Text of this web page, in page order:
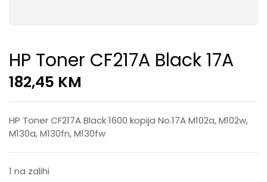
HP Toner CF217A Black 17A
182,45 KM
HP Toner CF217A Black 1600 kopija No.17A M102a, M102w,
M130a, M130fn, M130fw
1 na zalihi